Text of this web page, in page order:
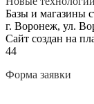
Базы и магазины
г. Воронеж, ул.
Сайт создан на
44
Форма заявки